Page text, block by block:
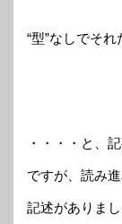
“型”なしでそ
・・・・と、
ですが、読み
記述がありまし